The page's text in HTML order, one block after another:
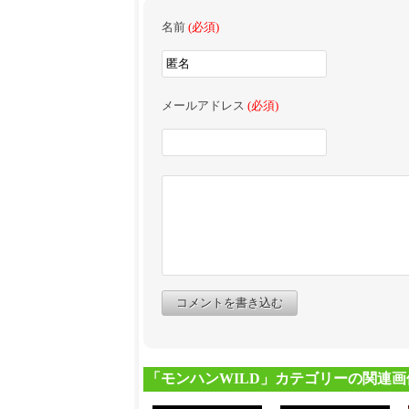
名前 (必須)
メールアドレス (必須)
コメントを書き込む
「モンハンWILD」カテゴリーの関連画